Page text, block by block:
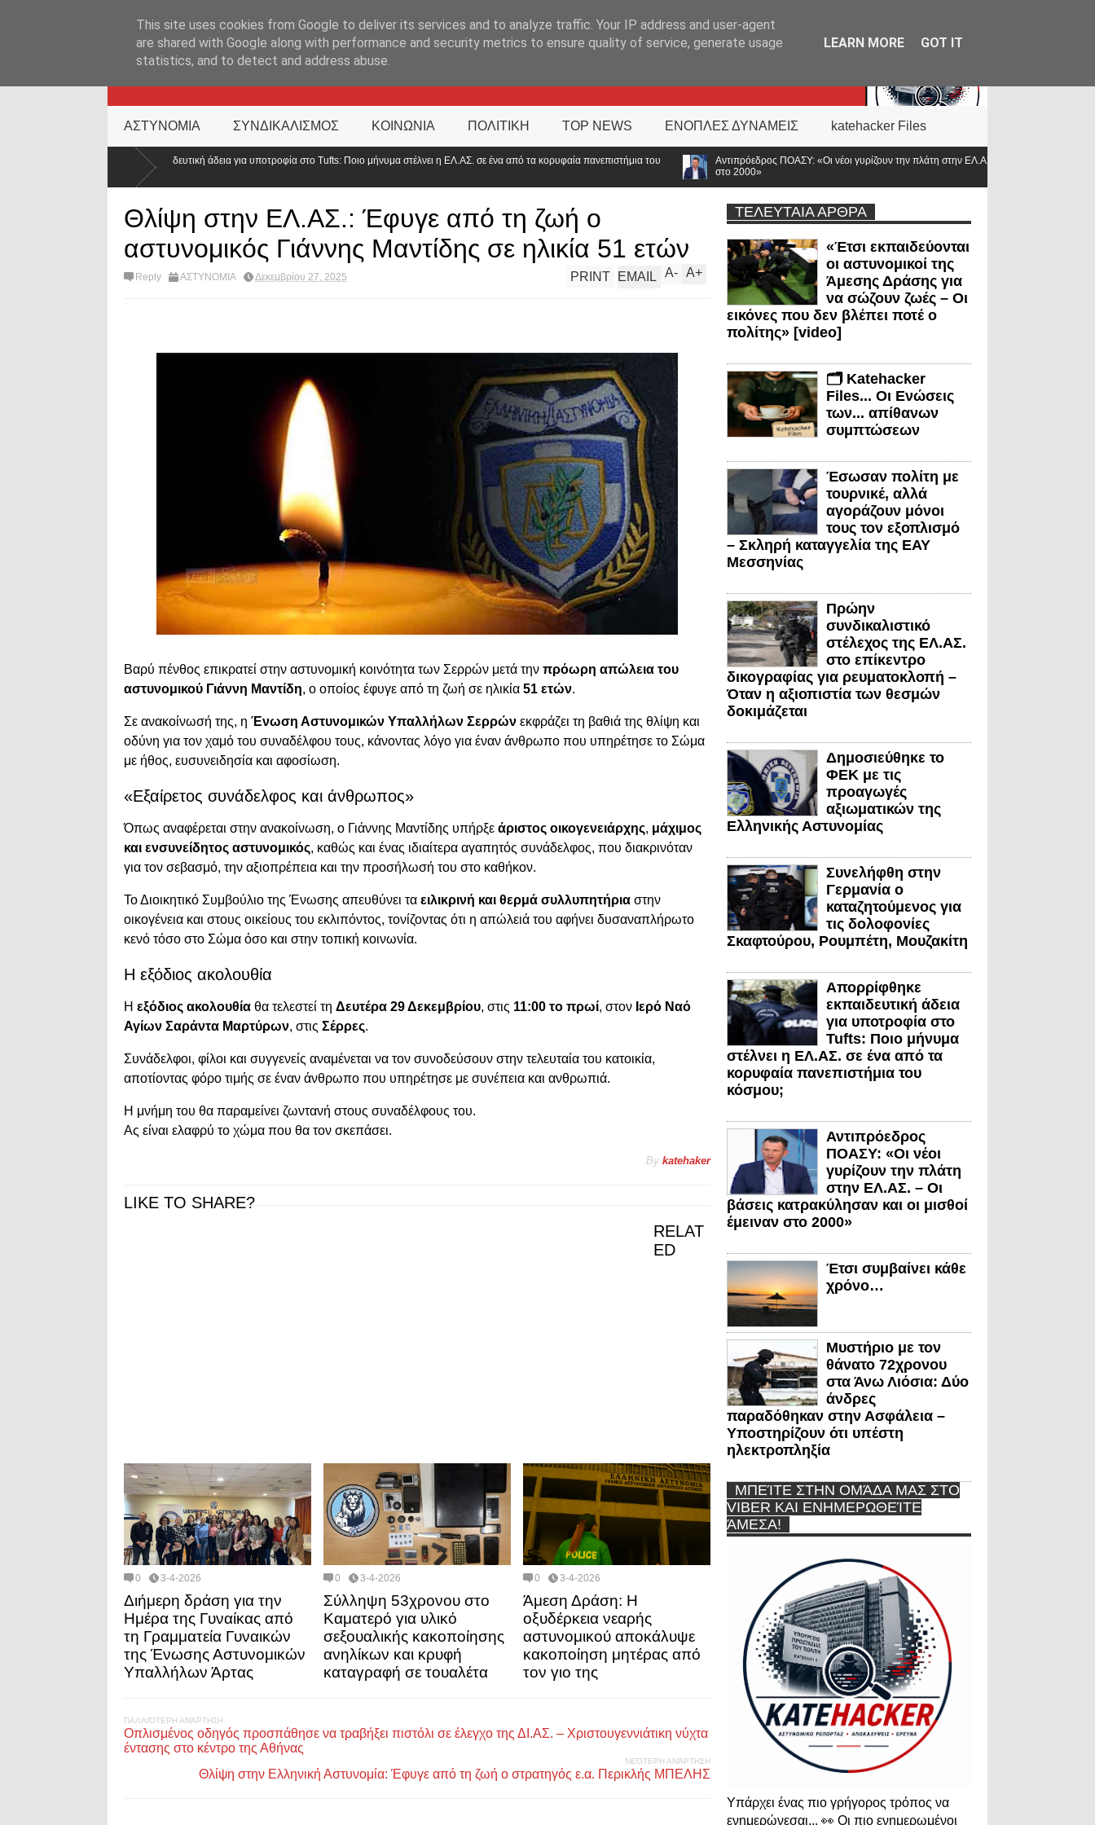
KATEHACKER
ΑΣΤΥΝΟΜΙΑ ΣΥΝΔΙΚΑΛΙΣΜΟΣ ΚΟΙΝΩΝΙΑ ΠΟΛΙΤΙΚΗ TOP NEWS ΕΝΟΠΛΕΣ ΔΥΝΑΜΕΙΣ katehacker Files
εκπαιδευτική άδεια για υποτροφία στο Tufts: Ποιο μήνυμα στέλνει η ΕΛ.ΑΣ. σε ένα από τα κορυφαία πανεπιστήμια του
Αντιπρόεδρος ΠΟΑΣΥ: «Οι νέοι γυρίζουν την πλάτη στην ΕΛ.ΑΣ. – Οι βάσεις κατρακύλησαν και οι μισθοί έμειναν
Θλίψη στην ΕΛ.ΑΣ.: Έφυγε από τη ζωή ο
αστυνομικός Γιάννης Μαντίδης σε ηλικία 51 ετών
Reply ΑΣΤΥΝΟΜΙΑ Δεκεμβρίου 27, 2025 A+
A-
PRINT EMAIL
Βαρύ πένθος επικρατεί στην αστυνομική κοινότητα των Σερρών μετά την πρόωρη απώλεια του
αστυνομικού Γιάννη Μαντίδη, ο οποίος έφυγε από τη ζωή σε ηλικία 51 ετών.
Σε ανακοίνωσή της, η Ένωση Αστυνομικών Υπαλλήλων Σερρών εκφράζει τη βαθιά της θλίψη και
οδύνη για τον χαμό του συναδέλφου τους, κάνοντας λόγο για έναν άνθρωπο που υπηρέτησε το Σώμα
με ήθος, ευσυνειδησία και αφοσίωση.
«Εξαίρετος συνάδελφος και άνθρωπος»
Όπως αναφέρεται στην ανακοίνωση, ο Γιάννης Μαντίδης υπήρξε άριστος οικογενειάρχης, μάχιμος
και ενσυνείδητος αστυνομικός, καθώς και ένας ιδιαίτερα αγαπητός συνάδελφος, που διακρινόταν
για τον σεβασμό, την αξιοπρέπεια και την προσήλωσή του στο καθήκον.
Το Διοικητικό Συμβούλιο της Ένωσης απευθύνει τα ειλικρινή και θερμά συλλυπητήρια στην
οικογένεια και στους οικείους του εκλιπόντος, τονίζοντας ότι η απώλειά του αφήνει δυσαναπλήρωτο
κενό τόσο στο Σώμα όσο και στην τοπική κοινωνία.
Η εξόδιος ακολουθία
Η εξόδιος ακολουθία θα τελεστεί τη Δευτέρα 29 Δεκεμβρίου, στις 11:00 το πρωί, στον Ιερό Ναό
Αγίων Σαράντα Μαρτύρων, στις Σέρρες.
Συνάδελφοι, φίλοι και συγγενείς αναμένεται να τον συνοδεύσουν στην τελευταία του κατοικία,
αποτίοντας φόρο τιμής σε έναν άνθρωπο που υπηρέτησε με συνέπεια και ανθρωπιά.
Η μνήμη του θα παραμείνει ζωντανή στους συναδέλφους του.
Ας είναι ελαφρύ το χώμα που θα τον σκεπάσει.
By katehaker
LIKE TO SHARE?
RELAT
ED
0 3-4-2026
Διήμερη δράση για την
Ημέρα της Γυναίκας από
τη Γραμματεία Γυναικών
της Ένωσης Αστυνομικών
Υπαλλήλων Άρτας
0 3-4-2026
Σύλληψη 53χρονου στο
Καματερό για υλικό
σεξουαλικής κακοποίησης
ανηλίκων και κρυφή
καταγραφή σε τουαλέτα
0 3-4-2026
Άμεση Δράση: Η
οξυδέρκεια νεαρής
αστυνομικού αποκάλυψε
κακοποίηση μητέρας από
τον γιο της
ΠΑΛΑΙΌΤΕΡΗ ΑΝΆΡΤΗΣΗ
Οπλισμένος οδηγός προσπάθησε να τραβήξει πιστόλι σε έλεγχο της ΔΙ.ΑΣ. – Χριστουγεννιάτικη νύχτα
έντασης στο κέντρο της Αθήνας
ΝΕΌΤΕΡΗ ΑΝΆΡΤΗΣΗ
Θλίψη στην Ελληνική Αστυνομία: Έφυγε από τη ζωή ο στρατηγός ε.α. Περικλής ΜΠΕΛΗΣ
ΤΕΛΕΥΤΑΙΑ ΑΡΘΡΑ
«Έτσι εκπαιδεύονται
οι αστυνομικοί της
Άμεσης Δράσης για
να σώζουν ζωές – Οι
εικόνες που δεν βλέπει ποτέ ο
πολίτης» [video]
🗂️ Katehacker
Files... Οι Ενώσεις
των... απίθανων
συμπτώσεων
Έσωσαν πολίτη με
τουρνικέ, αλλά
αγοράζουν μόνοι
τους τον εξοπλισμό
– Σκληρή καταγγελία της ΕΑΥ
Μεσσηνίας
Πρώην
συνδικαλιστικό
στέλεχος της ΕΛ.ΑΣ.
στο επίκεντρο
δικογραφίας για ρευματοκλοπή –
Όταν η αξιοπιστία των θεσμών
δοκιμάζεται
Δημοσιεύθηκε το
ΦΕΚ με τις
προαγωγές
αξιωματικών της
Ελληνικής Αστυνομίας
Συνελήφθη στην
Γερμανία ο
καταζητούμενος για
τις δολοφονίες
Σκαφτούρου, Ρουμπέτη, Μουζακίτη
Απορρίφθηκε
εκπαιδευτική άδεια
για υποτροφία στο
Tufts: Ποιο μήνυμα
στέλνει η ΕΛ.ΑΣ. σε ένα από τα
κορυφαία πανεπιστήμια του
κόσμου;
Αντιπρόεδρος
ΠΟΑΣΥ: «Οι νέοι
γυρίζουν την πλάτη
στην ΕΛ.ΑΣ. – Οι
βάσεις κατρακύλησαν και οι μισθοί
έμειναν στο 2000»
Έτσι συμβαίνει κάθε
χρόνο…
Μυστήριο με τον
θάνατο 72χρονου
στα Άνω Λιόσια: Δύο
άνδρες
παραδόθηκαν στην Ασφάλεια –
Υποστηρίζουν ότι υπέστη
ηλεκτροπληξία
ΜΠΕΊΤΕ ΣΤΗΝ ΟΜΆΔΑ ΜΑΣ ΣΤΟ
VIBER ΚΑΙ ΕΝΗΜΕΡΩΘΕΊΤΕ
ΆΜΕΣΑ!
Υπάρχει ένας πιο γρήγορος τρόπος να
ενημερώνεσαι... 👀 Οι πιο ενημερωμένοι
This site uses cookies from Google to deliver its services and to analyze traffic. Your IP address and user-agent
are shared with Google along with performance and security metrics to ensure quality of service, generate usage
statistics, and to detect and address abuse.
LEARN MORE GOT IT